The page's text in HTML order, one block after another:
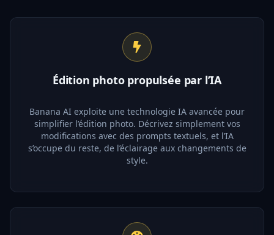
Édition photo propulsée par l’IA
Banana AI exploite une technologie IA avancée pour
simplifier l’édition photo. Décrivez simplement vos
modifications avec des prompts textuels, et l’IA
s’occupe du reste, de l’éclairage aux changements de
style.